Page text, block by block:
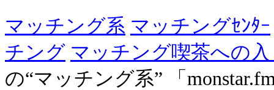
マッチング系 マッチングｾﾝﾀｰ
チング マッチング喫茶への
の“マッチング系” 「